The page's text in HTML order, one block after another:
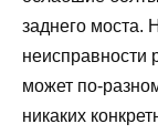
заднего моста.
неисправности
может по-
никаких